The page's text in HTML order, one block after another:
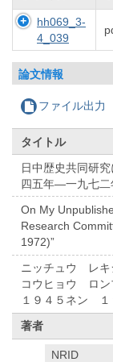
hh069_3-
4_039
論文情報
ファイル出力
タイトル
日中歴史共同研
四五年―一九七二
On My
Research
1972)”
ニッチュウ レ
コウヒョウ ロ
１９４５ネン
著者
NRID